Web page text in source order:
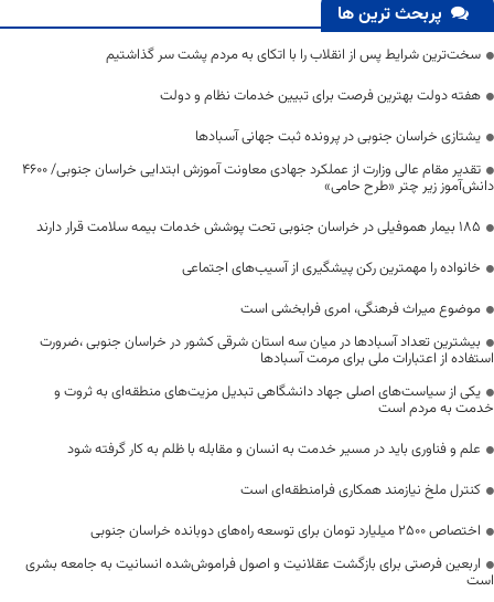
پربحث ترین ها
سخت‌ترین شرایط پس از انقلاب را با اتکای به مردم پشت سر گذاشتیم
هفته دولت بهترین فرصت برای تبیین خدمات نظام و دولت
یشتازی خراسان جنوبی در پرونده ثبت جهانی آسبادها
تقدیر مقام عالی وزارت از عملکرد جهادی معاونت آموزش ابتدایی خراسان جنوبی/ ۴۶۰۰
دانش‌آموز زیر چتر «طرح حامی»
۱۸۵ بیمار هموفیلی در خراسان جنوبی تحت پوشش خدمات بیمه سلامت قرار دارند
خانواده را مهمترین رکن پیشگیری از آسیب‌های اجتماعی
موضوع میراث فرهنگی، امری فرابخشی است
بیشترین تعداد آسبادها در میان سه استان شرقی کشور در خراسان جنوبی ،ضرورت
استفاده از اعتبارات ملی برای مرمت آسبادها
یکی از سیاست‌های اصلی جهاد دانشگاهی تبدیل مزیت‌های منطقه‌ای به ثروت و
خدمت به مردم است
علم و فناوری باید در مسیر خدمت به انسان و مقابله با ظلم به کار گرفته شود
کنترل ملخ نیازمند همکاری فرامنطقه‌ای است
اختصاص 2500 میلیارد تومان برای توسعه راه‌های دوبانده خراسان جنوبی
اربعین فرصتی برای بازگشت عقلانیت و اصول فراموش‌شده انسانیت به جامعه بشری
است